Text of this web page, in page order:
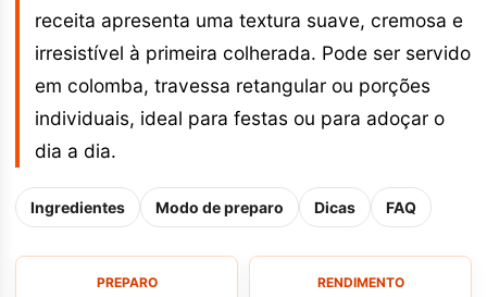
receita apresenta uma textura suave, cremosa e
irresistível à primeira colherada. Pode ser servido
em colomba, travessa retangular ou porções
individuais, ideal para festas ou para adoçar o
dia a dia.
Ingredientes Modo de preparo Dicas FAQ
PREPARO RENDIMENTO